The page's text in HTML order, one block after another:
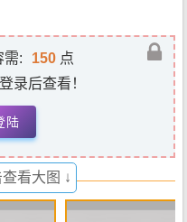
需: 150 点
录后查看！
陆
看大图 ↓